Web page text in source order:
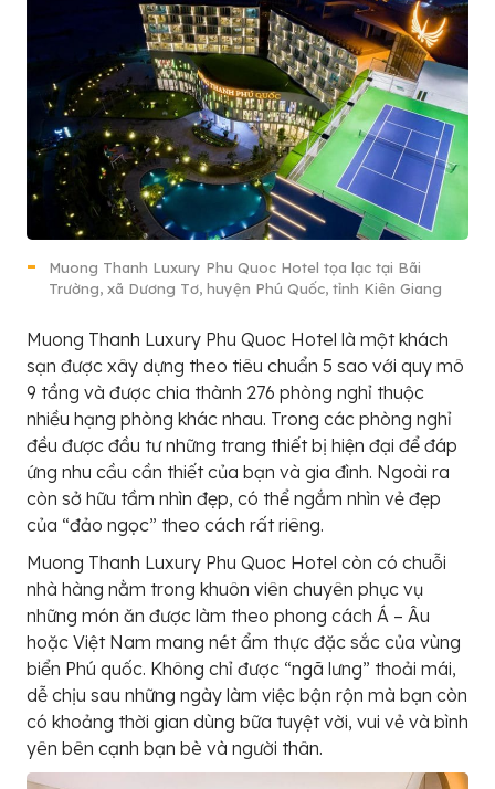
Muong Thanh Luxury Phu Quoc Hotel tọa lạc tại Bãi
Trường, xã Dương Tơ, huyện Phú Quốc, tỉnh Kiên Giang
Muong Thanh Luxury Phu Quoc Hotel là một khách
sạn được xây dựng theo tiêu chuẩn 5 sao với quy mô
9 tầng và được chia thành 276 phòng nghỉ thuộc
nhiều hạng phòng khác nhau. Trong các phòng nghỉ
đều được đầu tư những trang thiết bị hiện đại để đáp
ứng nhu cầu cần thiết của bạn và gia đình. Ngoài ra
còn sở hữu tầm nhìn đẹp, có thể ngắm nhìn vẻ đẹp
của “đảo ngọc” theo cách rất riêng.
Muong Thanh Luxury Phu Quoc Hotel còn có chuỗi
nhà hàng nằm trong khuôn viên chuyên phục vụ
những món ăn được làm theo phong cách Á – Âu
hoặc Việt Nam mang nét ẩm thực đặc sắc của vùng
biển Phú quốc. Không chỉ được “ngã lưng” thoải mái,
dễ chịu sau những ngày làm việc bận rộn mà bạn còn
có khoảng thời gian dùng bữa tuyệt vời, vui vẻ và bình
yên bên cạnh bạn bè và người thân.